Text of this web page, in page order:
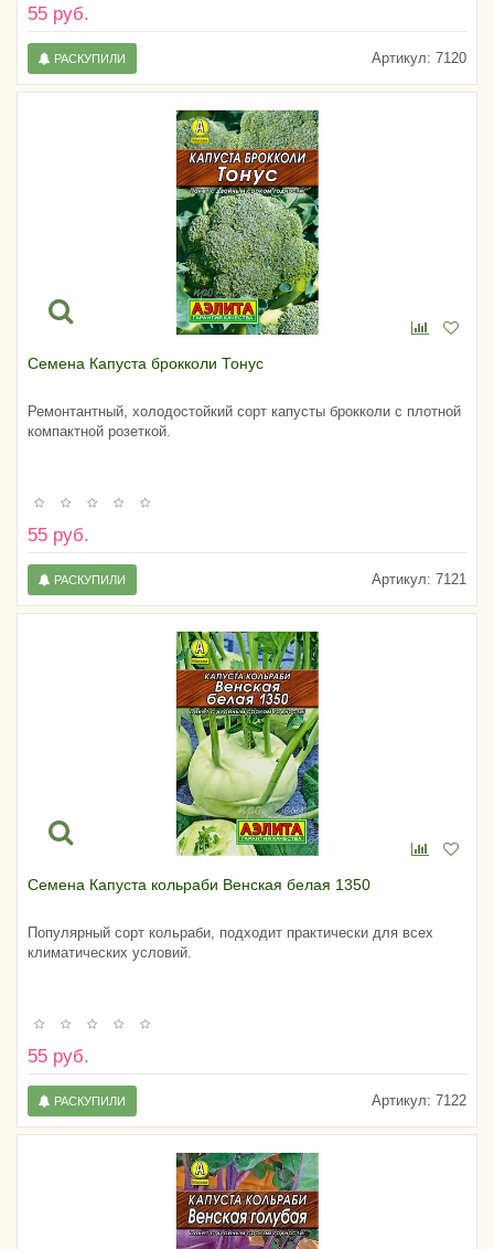
55 руб.
Артикул: 7120
РАСКУПИЛИ
Семена Капуста брокколи Тонус
Ремонтантный, холодостойкий сорт капусты брокколи с плотной
компактной розеткой.
55 руб.
Артикул: 7121
РАСКУПИЛИ
Семена Капуста кольраби Венская белая 1350
Популярный сорт кольраби, подходит практически для всех
климатических условий.
55 руб.
Артикул: 7122
РАСКУПИЛИ